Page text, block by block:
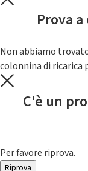
Prova
Non abbiamo
colonnina di ricarica
C'è un
Per favore riprova.
Riprova